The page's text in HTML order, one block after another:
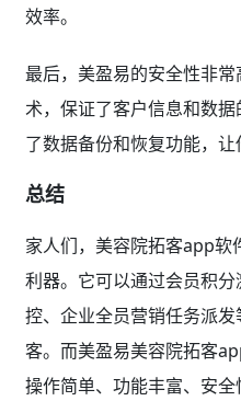
效率。
最后，美盈易的安全性非
术，保证了客户信息和数
了数据备份和恢复功能，让
总结
家人们，美容院拓客app软
利器。它可以通过会员积
控、企业全员营销任务派
客。而美盈易美容院拓客
操作简单、功能丰富、安